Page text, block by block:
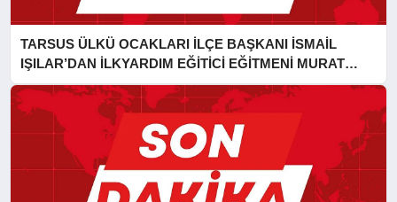
TARSUS ÜLKÜ OCAKLARI İLÇE BAŞKANI İSMAİL
IŞILAR’DAN İLKYARDIM EĞİTİCİ EĞİTMENİ MURAT
CAN FİDAN’A ZİYARET